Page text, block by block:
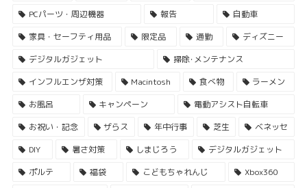
PCパーツ・周辺機器
報告
自動車
家具・セーフティ用品
限定品 通勤
ディズニー
デジタルガジェット
掃除･メンテナンス
インフルエンザ対策
Macintosh 食べ物
ラーメン
お風呂
キャンペーン
電動アシスト自転車
お祝い・記念
ザらス 年中行事 芝生
ベネッセ
DIY
暑さ対策 しまじろう
デジタルガジェット
ポルテ
福袋 こどもちゃれんじ
Xbox360